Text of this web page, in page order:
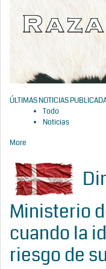
ÚLTIMAS NOTICIAS
Todo
Noticias
More
Ministerio
cuando la
riesgo de